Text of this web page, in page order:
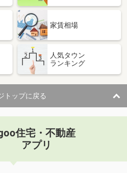
家賃相場
人気タウン
ランキング
トップに戻る
住宅・不動産
アプリ